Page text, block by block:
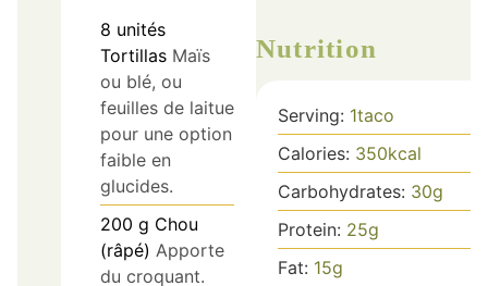
8 unités
Tortillas Maïs
ou blé, ou
feuilles de laitue
pour une option
faible en
glucides.
200 g Chou
(râpé) Apporte
du croquant.
Nutrition
Serving: 1taco
Calories: 350kcal
Carbohydrates: 30g
Protein: 25g
Fat: 15g